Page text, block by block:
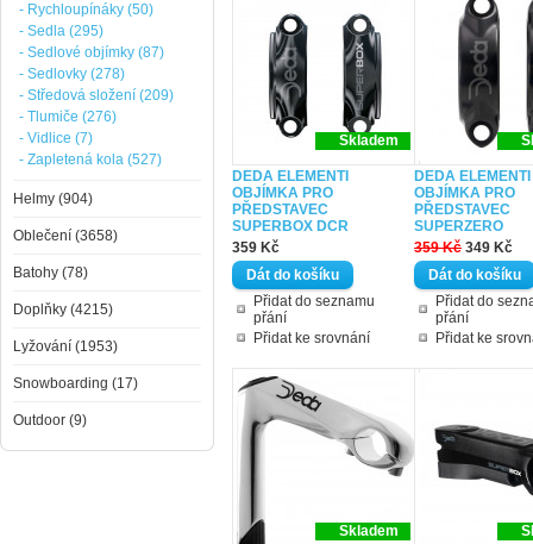
Skladem
DEDA ELEMENTI
OBJÍMKA PRO
PŘEDSTAVEC
SUPERBOX DCR
359 Kč
Přidat do seznamu
přání
Přidat ke srovnání
DEDA ELEMENTI
OBJÍMKA PRO
PŘEDSTAVEC
SUPERZERO
359 Kč 349 Kč
Přidat do
přání
Přidat ke
Skladem
- Rychloupínáky (50)
- Sedla (295)
- Sedlové objímky (87)
- Sedlovky (278)
- Středová složení (209)
- Tlumiče (276)
- Vidlice (7)
- Zapletená kola (527)
Helmy (904)
Oblečení (3658)
Batohy (78)
Doplňky (4215)
Lyžování (1953)
Snowboarding (17)
Outdoor (9)